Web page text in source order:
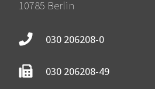
10785 Berlin
030 206208-0
030 206208-49